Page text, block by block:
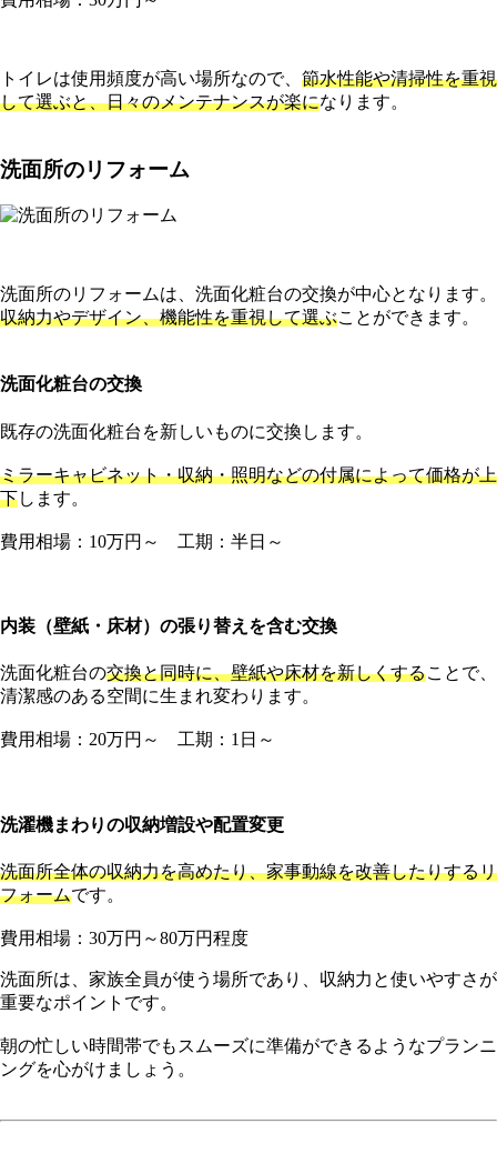
トイレは使用頻度が高い場所なので、 節水性能や清掃性を重視
して選ぶと、日々のメンテナンスが楽になります。
洗面所のリフォーム
洗面所のリフォームは、洗面化粧台の交換が中心となります。
収納力やデザイン、機能性を重視して選ぶことができます。
洗面化粧台の交換
既存の洗面化粧台を新しいものに交換します。
ミラーキャビネット・収納・照明などの付属によって価格が上
下します。
費用相場：10万円～ 工期：半日～
内装（壁紙・床材）の張り替えを含む交換
洗面化粧台の交換と同時に、壁紙や床材を新しくすることで、
清潔感のある空間に生まれ変わります。
費用相場：20万円～ 工期：1日～
洗濯機まわりの収納増設や配置変更
洗面所全体の収納力を高めたり、家事動線を改善したりするリ
フォームです。
費用相場：30万円～80万円程度
洗面所は、家族全員が使う場所であり、収納力と使いやすさが
重要なポイントです。
朝の忙しい時間帯でもスムーズに準備ができるようなプランニ
ングを心がけましょう。